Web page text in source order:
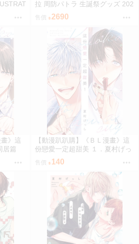
眠第
拉 周防パトラ 生誕祭グッズ 202
6 誕生日記念 生日紀念套組 B71
售價 2690
》這
居篇
【動漫趴趴購】《ＢＬ漫畫》這
份戀愛一定超甜美 １．夏村げっ
し．青文
售價 140